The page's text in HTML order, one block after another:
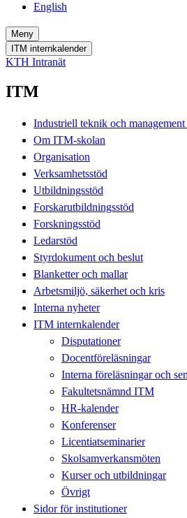
English
Meny
ITM internkalender
KTH Intranät
ITM
Industriell teknik och
Om ITM-skolan
Organisation
Verksamhetsstöd
Utbildningsstöd
Forskarutbildningsstöd
Forskningsstöd
Ledarstöd
Styrdokument och beslut
Blanketter och mallar
Arbetsmiljö, säkerhet och kris
Interna nyheter
ITM internkalender
Disputationer
Docentföreläsningar
Interna föreläsningar och
Fakultetsnämnd ITM
HR-kalender
Konferenser
Licentiatseminarier
Skolsamverkansmöten
Kurser och utbildningar
Övrigt
Sidor för institutioner